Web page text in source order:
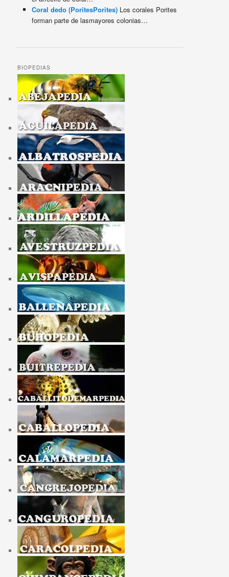
Coral dedo (PoritesPorites) Los corales Porites
forman parte de lasmayores colonias…
BIOPEDIAS